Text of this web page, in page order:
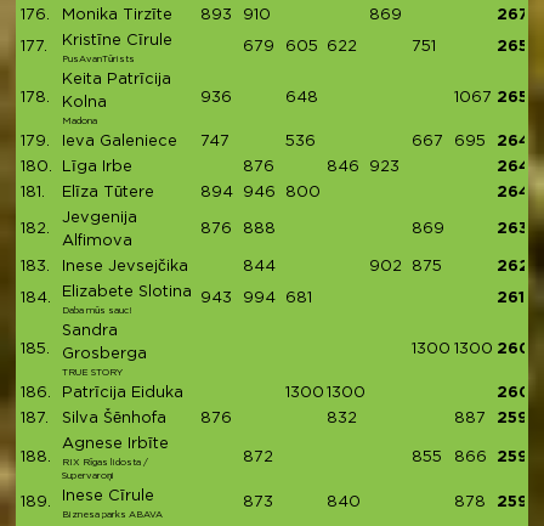
176.
Monika Tirzīte 893 910 869 2672
177. Kristīne Cīrule
PusAvanTūrists
679 605 622 751 2657
178.
Keita Patrīcija
Kolna
Madona
936 648 1067 2651
179. Ieva Galeniece 747 536 667 695
2645
180.
Līga Irbe 876 846 923
2645
181.
Elīza Tūtere 894 946 800 2640
182.
Jevgenija
Alfimova
876 888 869 2633
183. Inese Jevsejčika 844 902 875 2621
184. Elizabete Slotina
Daba mūs sauc!
943 994 681 2618
185.
Sandra
Grosberga
TRUE STORY
1300 1300 2600
186. Patrīcija Eiduka 1300 1300
2600
187.
Silva Šēnhofa 876 832 887 2595
188.
Agnese Irbīte
RIX Rīgas lidosta /
Supervaroņi
872 855 866 2593
189. Inese Cīrule
Biznesa parks ABAVA
873 840 878 2591